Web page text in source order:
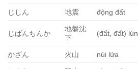
じしん 地震 động đất
じばんちんか
地盤沈
下
(đất, đất) lún
かざん 火山 núi lửa